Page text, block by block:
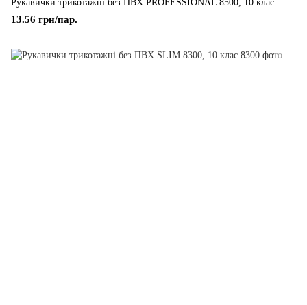
Рукавички трикотажні без ПВХ PROFESSIONAL 8500, 10 клас
13.56 грн/пар.